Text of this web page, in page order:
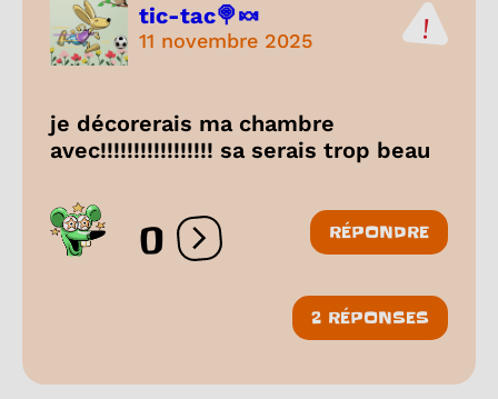
tic-tac🍭🍬
11 novembre 2025
je décorerais ma chambre
avec!!!!!!!!!!!!!!!!! sa serais trop beau
0 Ouvrir les réactions
RÉPONDRE
2 RÉPONSES